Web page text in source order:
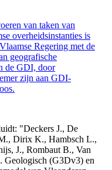
van taken van
overheidsinstanties is
Regering met de
geografische
de GDI, door
zijn aan GDI-
"Deckers J., De
Dirix K., Hambsch L.,
J., Rombaut B., Van
Geologisch (G3Dv3) en